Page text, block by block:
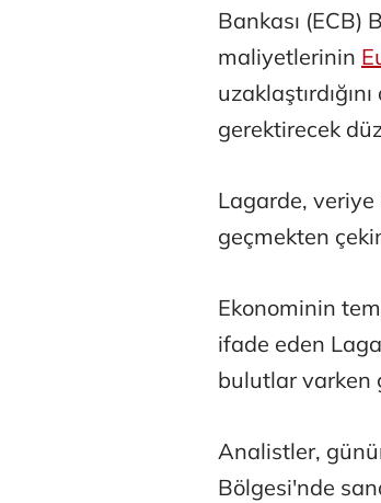
Bankası (ECB)
maliyetlerinin
gerektirecek
Lagarde, veriye
geçmekten
Ekonominin
ifade eden
bulutlar varken
Analistler,
Bölgesi'nde